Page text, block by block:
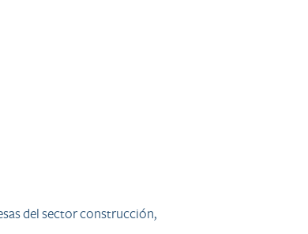
del sector construcción,